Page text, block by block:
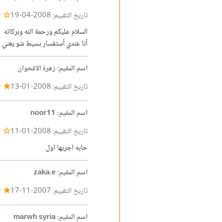
تاريخ التقييم: 2008-04-19
☆
السلام عليكم ورحمة الله وبركاته
أنا عندي أستفسار بسيط شو
اسم المقيم: زهرة الاقحوان
تاريخ التقييم: 2008-01-13
★
اسم المقيم: noor11
تاريخ التقييم: 2008-01-11
☆
حابه اجربها اول
اسم المقيم: zaka.e
تاريخ التقييم: 2007-11-17
★
اسم المقيم: marwh syria